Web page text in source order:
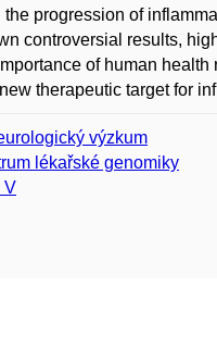
progression of
controversial results,
of human
therapeutic target for
výzkum
lékařské genomiky
V